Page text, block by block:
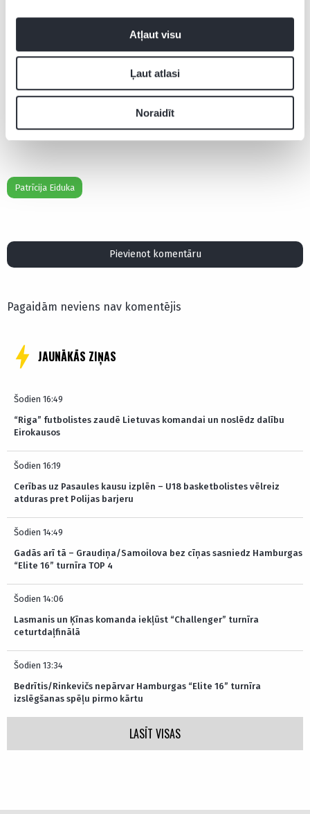
Atļaut visu
Ļaut atlasi
Noraidīt
Patrīcija Eiduka
Pievienot komentāru
Pagaidām neviens nav komentējis
JAUNĀKĀS ZIŅAS
Šodien 16:49
“Riga” futbolistes zaudē Lietuvas komandai un noslēdz dalību
Eirokausos
Šodien 16:19
Cerības uz Pasaules kausu izplēn – U18 basketbolistes vēlreiz
atduras pret Polijas barjeru
Šodien 14:49
Gadās arī tā – Graudiņa/Samoilova bez cīņas sasniedz Hamburgas
“Elite 16” turnīra TOP 4
Šodien 14:06
Lasmanis un Ķīnas komanda iekļūst “Challenger” turnīra
ceturtdaļfinālā
Šodien 13:34
Bedrītis/Rinkevičs nepārvar Hamburgas “Elite 16” turnīra
izslēgšanas spēļu pirmo kārtu
LASĪT VISAS